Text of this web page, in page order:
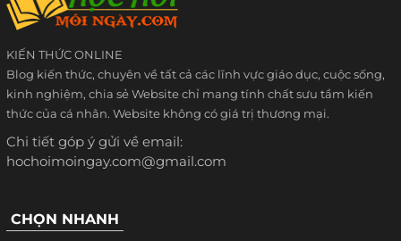
KIẾN THỨC ONLINE
Blog kiến thức, chuyên về tất cả các lĩnh vực giáo dục, cuộc sống,
kinh nghiệm, chia sẻ Website chỉ mang tính chất sưu tầm kiến
thức của cá nhân. Website không có giá trị thương mại.
Chi tiết góp ý gửi về email:
hochoimoingay.com@gmail.com
CHỌN NHANH